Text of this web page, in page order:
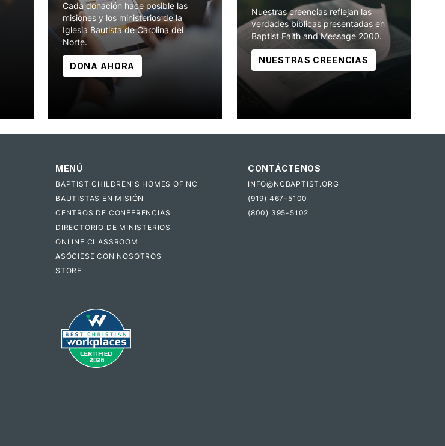
Cada donación hace posible las
misiones y los ministerios de la
Iglesia Bautista de Carolina del
Norte.
DONA AHORA
Nuestras creencias reflejan las
verdades bíblicas presentadas en
Baptist Faith and Message 2000.
NUESTRAS CREENCIAS
MENÚ
BAPTIST CHILDREN'S HOMES OF NC
BAUTISTAS EN MISIÓN
CENTROS DE CONFERENCIAS
DIRECTORIO DE MINISTERIOS
ONLINE CLASSROOM
ASÓCIESE CON NOSOTROS
STORE
CONTÁCTENOS
INFO@NCBAPTIST.ORG
(919) 467-5100
(800) 395-5102